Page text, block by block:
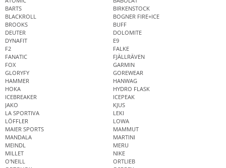
BARTS
BIRKENSTOCK
BLACKROLL
BOGNER FIRE+ICE
BROOKS
BUFF
DEUTER
DOLOMITE
DYNAFIT
E9
F2
FALKE
FANATIC
FJÄLLRÄVEN
FOX
GARMIN
GLORYFY
GOREWEAR
HAMMER
HANWAG
HOKA
HYDRO FLASK
ICEBREAKER
ICEPEAK
JAKO
KJUS
LA SPORTIVA
LEKI
LÖFFLER
LOWA
MAIER SPORTS
MAMMUT
MANDALA
MARTINI
MEINDL
MERU
MILLET
NIKE
O'NEILL
ORTLIEB